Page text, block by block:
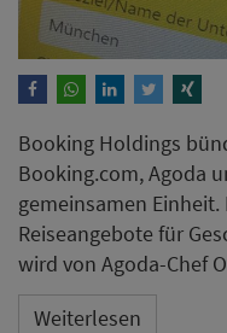
Booking Holdings
Booking.com, Agoda
gemeinsamen
Reiseangebote für
wird von Agoda-Chef
Weiterlesen